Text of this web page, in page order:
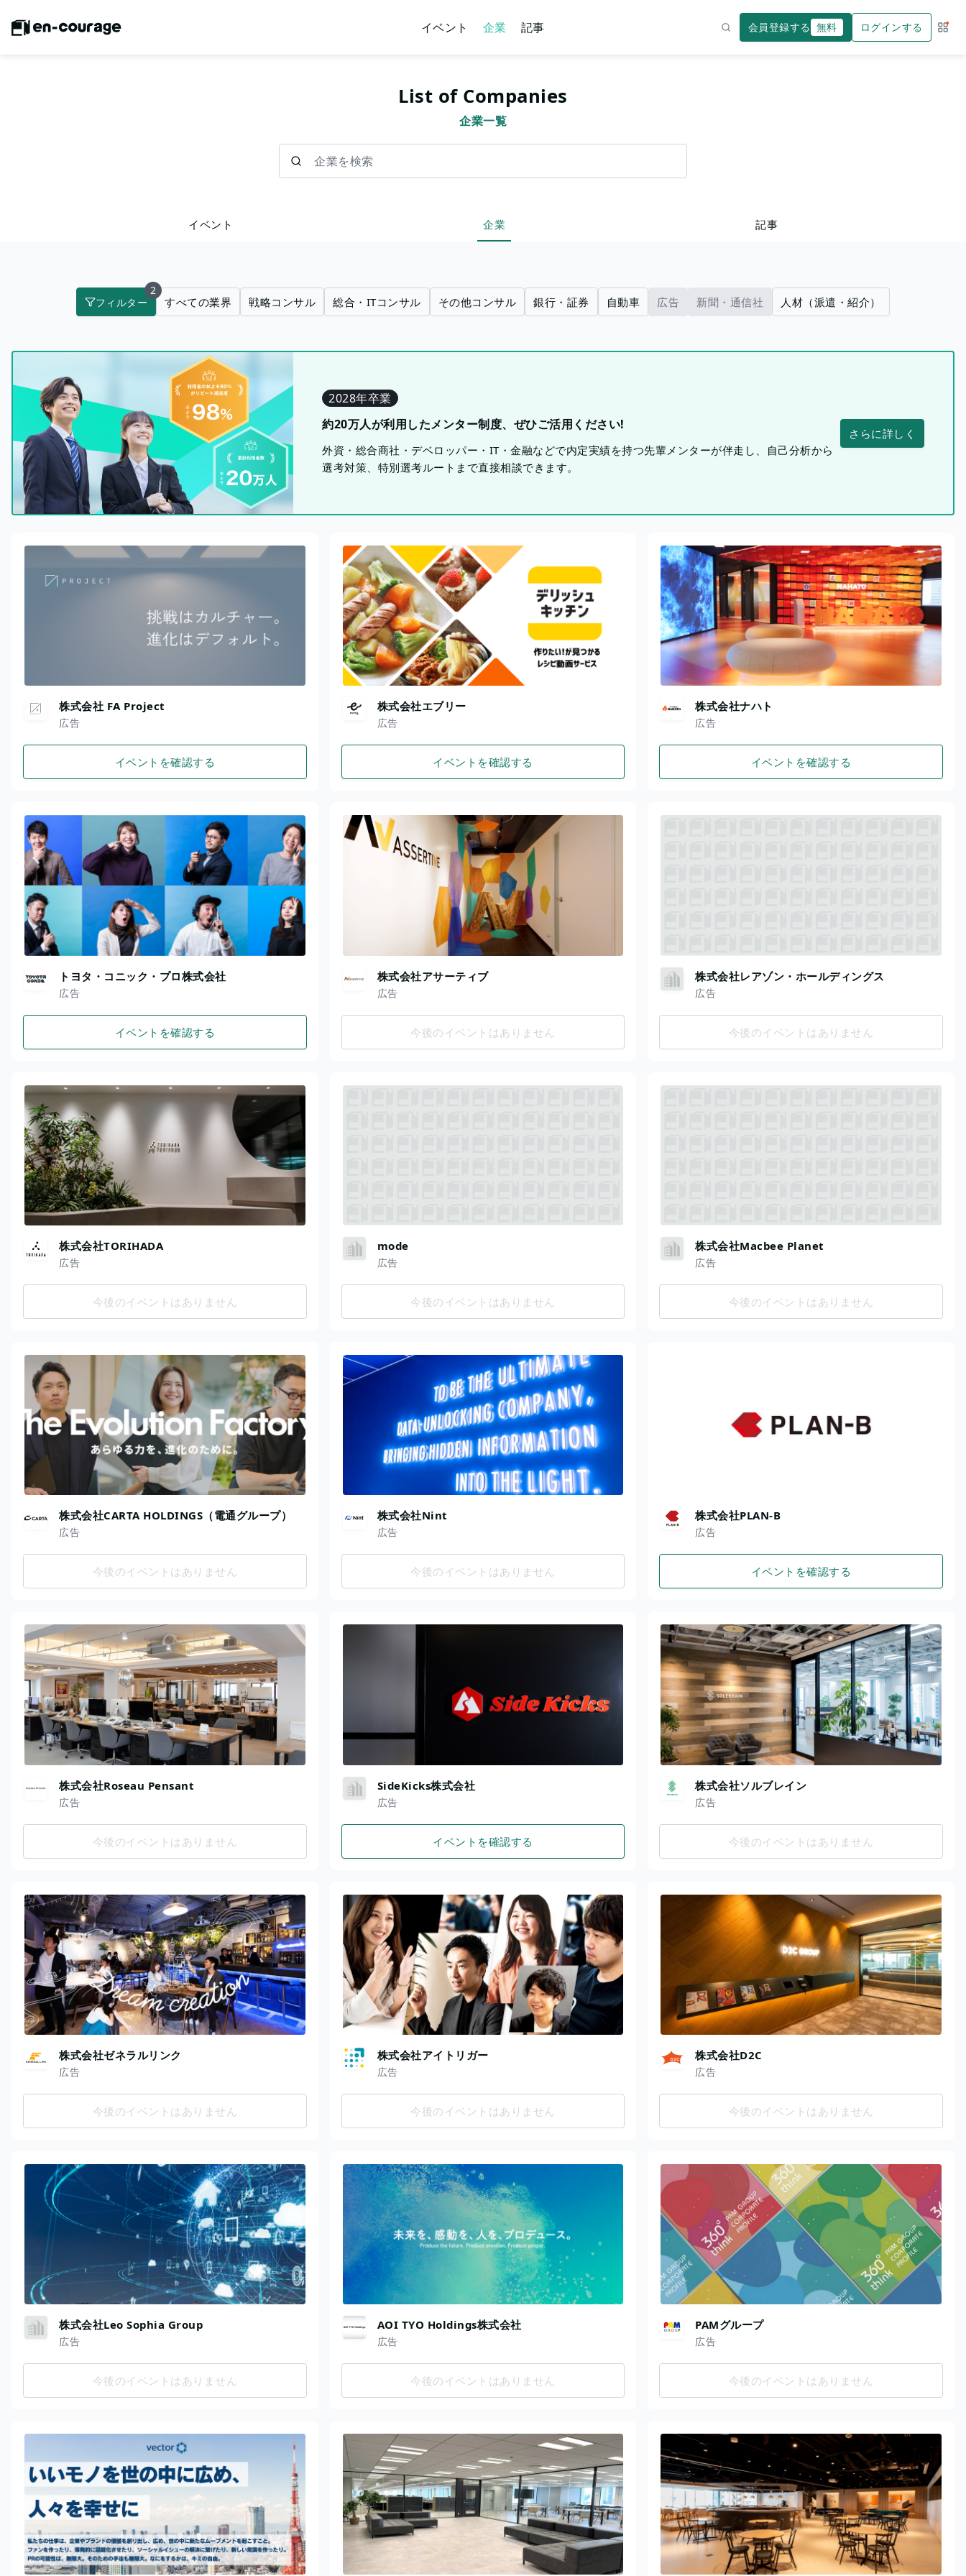
イベント 企業 記事 会員登録する 無料 ログインする サー
List of Companies
企業一覧
イベント 企業 記事
フィルター
2
すべての業界 戦略コンサル 総合・ITコンサル その他コンサル 銀行・証券 自動車 広告 新聞・通信社 人材（派遣・紹介）
2028年卒業
約20万人が利用したメンター制度、ぜひご活用ください!
外資・総合商社・デベロッパー・IT・金融などで内定実績を持つ先輩メンターが伴走し、自己分析から
選考対策、特別選考ルートまで直接相談できます。
さらに詳しく
株式会社 FA Project
広告
イベントを確認する
株式会社エブリー
広告
イベントを確認する
株式会社ナハト
広告
イベントを確認する
トヨタ・コニック・プロ株式会社
広告
イベントを確認する
株式会社アサーティブ
広告
今後のイベントはありません
株式会社レアゾン・ホールディングス
広告
今後のイベントはありません
株式会社TORIHADA
広告
今後のイベントはありません
mode
広告
今後のイベントはありません
株式会社Macbee Planet
広告
今後のイベントはありません
株式会社CARTA HOLDINGS（電通グループ）
広告
今後のイベントはありません
株式会社Nint
広告
今後のイベントはありません
株式会社PLAN-B
広告
イベントを確認する
株式会社Roseau Pensant
広告
今後のイベントはありません
SideKicks株式会社
広告
イベントを確認する
株式会社ソルブレイン
広告
今後のイベントはありません
株式会社ゼネラルリンク
広告
今後のイベントはありません
株式会社アイトリガー
広告
今後のイベントはありません
株式会社D2C
広告
今後のイベントはありません
株式会社Leo Sophia Group
広告
今後のイベントはありません
AOI TYO Holdings株式会社
広告
今後のイベントはありません
PAMグループ
広告
今後のイベントはありません